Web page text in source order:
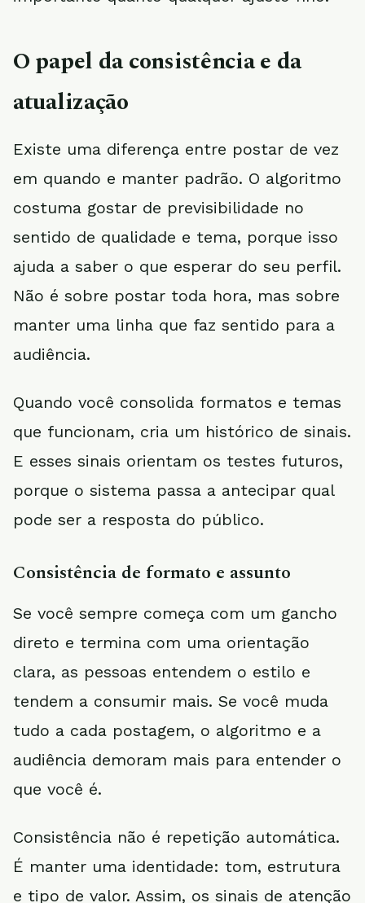
O papel da consistência e da
atualização
Existe uma diferença entre postar de vez
em quando e manter padrão. O algoritmo
costuma gostar de previsibilidade no
sentido de qualidade e tema, porque isso
ajuda a saber o que esperar do seu perfil.
Não é sobre postar toda hora, mas sobre
manter uma linha que faz sentido para a
audiência.
Quando você consolida formatos e temas
que funcionam, cria um histórico de sinais.
E esses sinais orientam os testes futuros,
porque o sistema passa a antecipar qual
pode ser a resposta do público.
Consistência de formato e assunto
Se você sempre começa com um gancho
direto e termina com uma orientação
clara, as pessoas entendem o estilo e
tendem a consumir mais. Se você muda
tudo a cada postagem, o algoritmo e a
audiência demoram mais para entender o
que você é.
Consistência não é repetição automática.
É manter uma identidade: tom, estrutura
e tipo de valor. Assim, os sinais de atenção